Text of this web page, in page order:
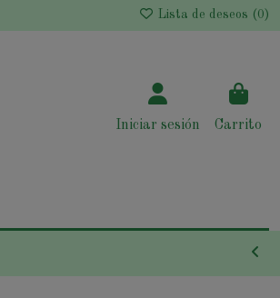
Lista de deseos ( 0)
Iniciar sesión Carrito